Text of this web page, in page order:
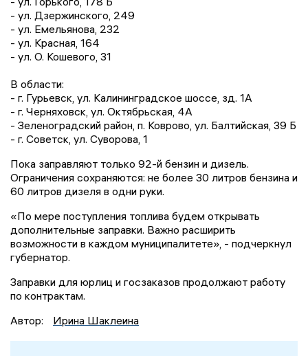
- ул. Дзержинского, 249
- ул. Емельянова, 232
- ул. Красная, 164
- ул. О. Кошевого, 31
В области:
- г. Гурьевск, ул. Калининградское шоссе, зд. 1А
- г. Черняховск, ул. Октябрьская, 4А
- Зеленоградский район, п. Коврово, ул. Балтийская, 39 Б
- г. Советск, ул. Суворова, 1
Пока заправляют только 92-й бензин и дизель.
Ограничения сохраняются: не более 30 литров бензина и
60 литров дизеля в одни руки.
«По мере поступления топлива будем открывать
дополнительные заправки. Важно расширить
возможности в каждом муниципалитете», - подчеркнул
губернатор.
Заправки для юрлиц и госзаказов продолжают работу
по контрактам.
Автор:
Ирина Шаклеина